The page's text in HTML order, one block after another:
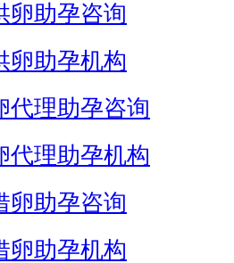
卵助孕咨询
卵助孕机构
代理助孕咨询
代理助孕机构
卵助孕咨询
卵助孕机构